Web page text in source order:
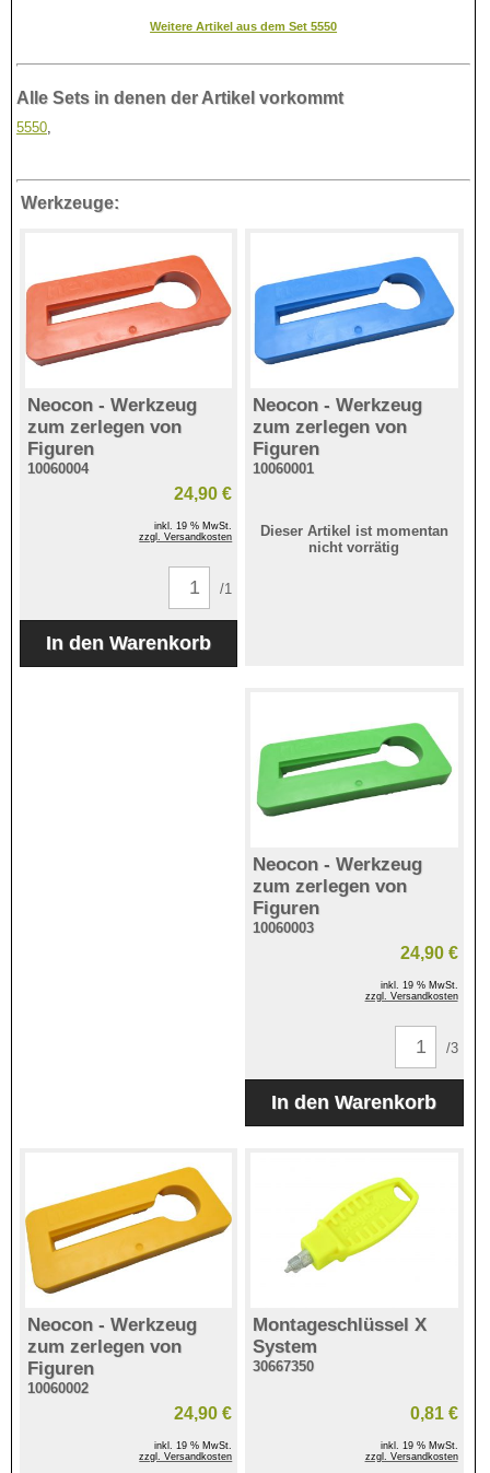
Weitere Artikel aus dem Set 5550
Alle Sets in denen der Artikel vorkommt
5550,
Werkzeuge:
Neocon - Werkzeug
zum zerlegen von
Figuren
10060004
24,90 €
inkl. 19 % MwSt.
zzgl. Versandkosten
/1
Neocon - Werkzeug
zum zerlegen von
Figuren
10060001
Dieser Artikel ist momentan
nicht vorrätig
Neocon - Werkzeug
zum zerlegen von
Figuren
10060003
24,90 €
inkl. 19 % MwSt.
zzgl. Versandkosten
/3
Neocon - Werkzeug
zum zerlegen von
Figuren
10060002
24,90 €
inkl. 19 % MwSt.
zzgl. Versandkosten
Montageschlüssel X
System
30667350
0,81 €
inkl. 19 % MwSt.
zzgl. Versandkosten